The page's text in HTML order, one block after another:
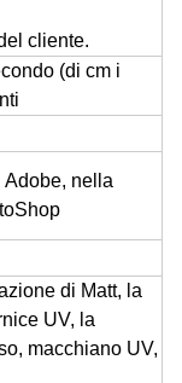
cliente.
(di cm i
nella
di Matt, la
UV, la
macchiano UV,